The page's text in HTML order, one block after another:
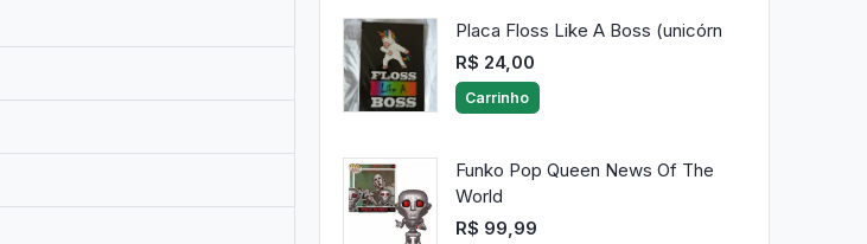
Placa Floss Like A Boss (unicórn
R$ 24,00
Carrinho
Funko Pop Queen News Of The
World
R$ 99,99